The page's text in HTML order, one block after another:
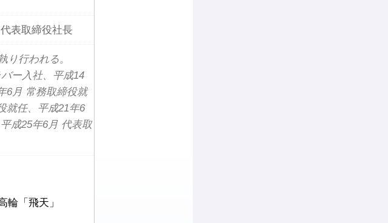
表取締役社長
り行われる。
ー入社、平成14
6月 常務取締役就
就任、平成21年6
成25年6月 代表取
輪「飛天」